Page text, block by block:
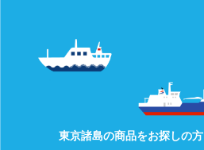
東京諸島の商品をお探しの方